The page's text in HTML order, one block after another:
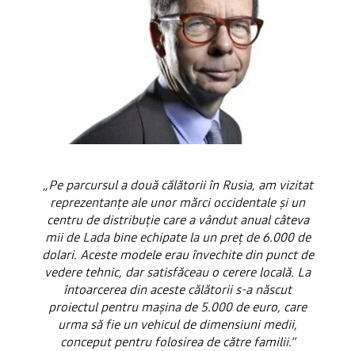
„Pe parcursul a două călătorii în Rusia, am vizitat
reprezentanțe ale unor mărci occidentale și un
centru de distribuție care a vândut anual câteva
mii de Lada bine echipate la un preț de 6.000 de
dolari. Aceste modele erau învechite din punct de
vedere tehnic, dar satisfăceau o cerere locală. La
întoarcerea din aceste călătorii s-a născut
proiectul pentru mașina de 5.000 de euro, care
urma să fie un vehicul de dimensiuni medii,
conceput pentru folosirea de către familii.”